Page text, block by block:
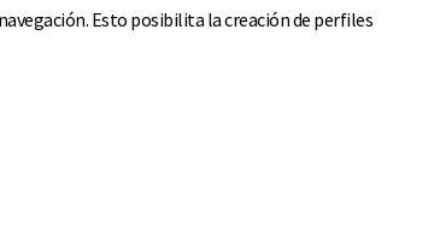
Esto posibilita la creación de perfiles